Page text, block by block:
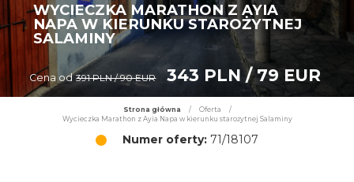
WYCIECZKA MARATHON Z AYIA
NAPA W KIERUNKU STAROŻYTNEJ
SALAMINY
Cena od 391 PLN / 90 EUR 343 PLN / 79 EUR
Strona główna / Oferta
/
Wycieczka Marathon z Ayia Napa w kierunku starożytnej Salaminy
Numer oferty: 71/18107